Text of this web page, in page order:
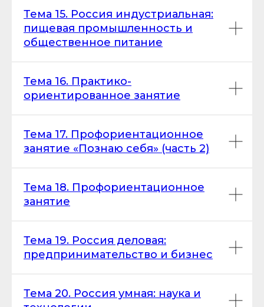
Тема 15. Россия индустриальная:
пищевая промышленность и
общественное питание
Тема 16. Практико-
ориентированное занятие
Тема 17. Профориентационное
занятие «Познаю себя» (часть 2)
Тема 18. Профориентационное
занятие
Тема 19. Россия деловая:
предпринимательство и бизнес
Тема 20. Россия умная: наука и